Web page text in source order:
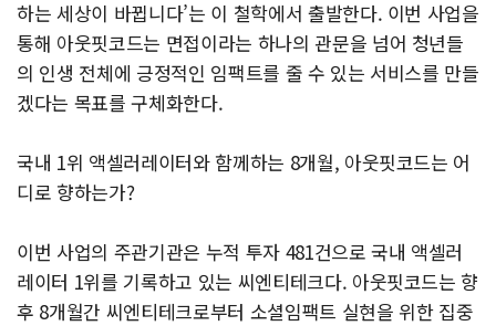
하는 세상이 바뀝니다’는 이 철학에서 출발한다. 이번 사업을
통해 아웃핏코드는 면접이라는 하나의 관문을 넘어 청년들
의 인생 전체에 긍정적인 임팩트를 줄 수 있는 서비스를 만들
겠다는 목표를 구체화한다.
국내 1위 액셀러레이터와 함께하는 8개월, 아웃핏코드는 어
디로 향하는가?
이번 사업의 주관기관은 누적 투자 481건으로 국내 액셀러
레이터 1위를 기록하고 있는 씨엔티테크다. 아웃핏코드는 향
후 8개월간 씨엔티테크로부터 소셜임팩트 실현을 위한 집중